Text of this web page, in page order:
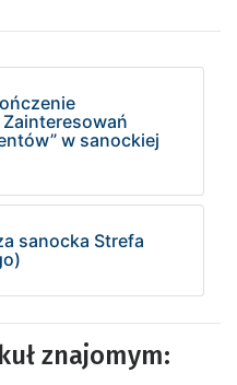
w sanockiej
sanocka Strefa
znajomym: